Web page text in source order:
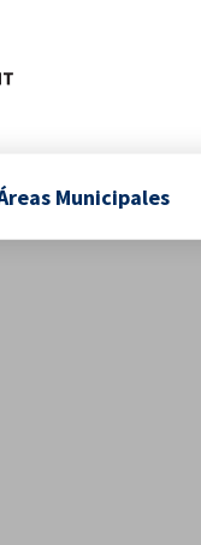
Municipales